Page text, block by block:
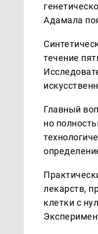
Адамала
течение
Главный
но
лекарств,
клетки с